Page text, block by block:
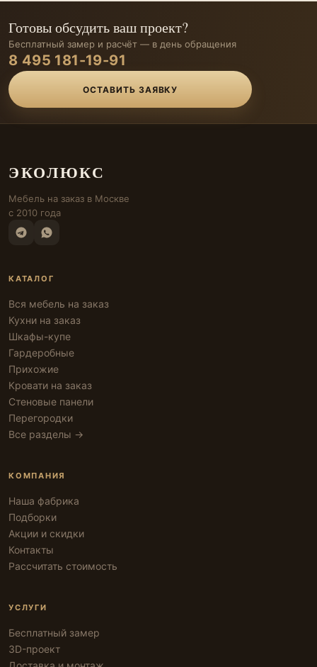
Готовы обсудить ваш проект?
Бесплатный замер и расчёт — в день обращения
8 495 181-19-91
ОСТАВИТЬ ЗАЯВКУ
ЭКОЛЮКС
Мебель на заказ в Москве
с 2010 года
КАТАЛОГ
Вся мебель на заказ
Кухни на заказ
Шкафы-купе
Гардеробные
Прихожие
Кровати на заказ
Стеновые панели
Перегородки
Все разделы →
КОМПАНИЯ
Наша фабрика
Подборки
Акции и скидки
Контакты
Рассчитать стоимость
УСЛУГИ
Бесплатный замер
3D-проект